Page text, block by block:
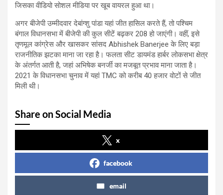
जिसका वीडियो सोशल मीडिया पर खूब वायरल हुआ था।
अगर बीजेपी उम्मीदवार देबांग्शु पांडा यहां जीत हासिल करते हैं, तो पश्चिम
बंगाल विधानसभा में बीजेपी की कुल सीटें बढ़कर 208 हो जाएंगी। वहीं, इसे
तृणमूल कांग्रेस और खासकर सांसद Abhishek Banerjee के लिए बड़ा
राजनीतिक झटका माना जा रहा है। फलता सीट डायमंड हार्बर लोकसभा क्षेत्र
के अंतर्गत आती है, जहां अभिषेक बनर्जी का मजबूत प्रभाव माना जाता है।
2021 के विधानसभा चुनाव में यहां TMC को करीब 40 हजार वोटों से जीत
मिली थी।
Share on Social Media
x
facebook
email